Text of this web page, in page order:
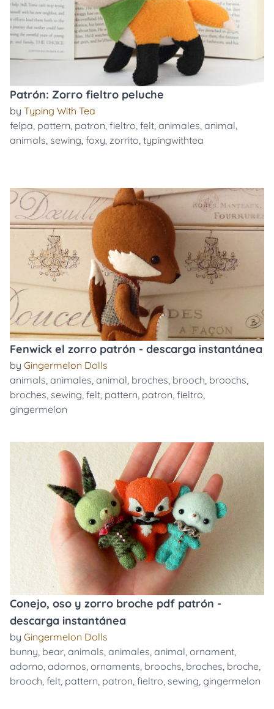
Patrón: Zorro fieltro peluche
by Typing With Tea
felpa, pattern, patron, fieltro, felt, animales, animal,
animals, sewing, foxy, zorrito, typingwithtea
Fenwick el zorro patrón - descarga instantánea
by Gingermelon Dolls
animals, animales, animal, broches, brooch, broochs,
broches, sewing, felt, pattern, patron, fieltro,
gingermelon
Conejo, oso y zorro broche pdf patrón -
descarga instantánea
by Gingermelon Dolls
bunny, bear, animals, animales, animal, ornament,
adorno, adornos, ornaments, broochs, broches, broche,
brooch, felt, pattern, patron, fieltro, sewing, gingermelon